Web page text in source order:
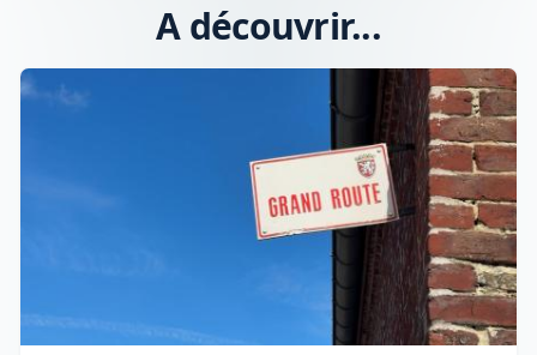
A découvrir...